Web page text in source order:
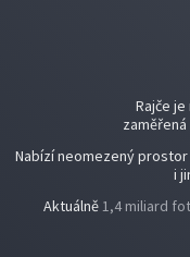
Rajče
Nabízí neomezený
i
Aktuálně1,4 miliard